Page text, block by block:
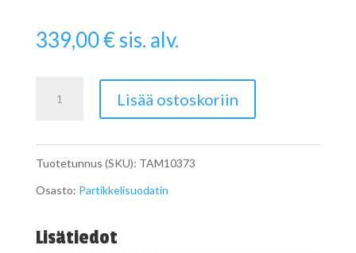
339,00€sis. alv.
määrä
Lisää ostoskoriin
Tuotetunnus (SKU): TAM10373
Osasto: Partikkelisuodatin
Lisätiedot